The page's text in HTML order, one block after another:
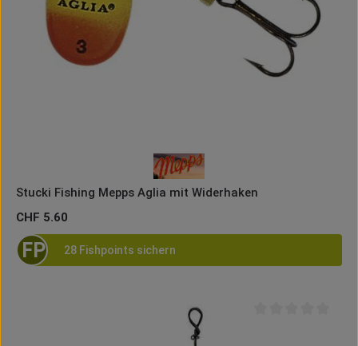
Stucki Fishing Mepps Aglia mit Widerhaken
Regulärer Preis:
CHF 5.60
FP 28 Fishpoints sichern